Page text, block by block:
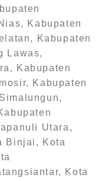
Kabupaten
Kabupaten
Lawas,
Kabupaten
Kabupaten
Utara,
Binjai, Kota
Kota